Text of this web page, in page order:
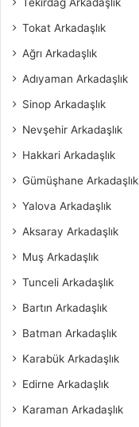
Tokat Arkadaşlık
Ağrı Arkadaşlık
Adıyaman Arkadaşlık
Sinop Arkadaşlık
Nevşehir Arkadaşlık
Hakkari Arkadaşlık
Gümüşhane Arkadaşlık
Yalova Arkadaşlık
Aksaray Arkadaşlık
Muş Arkadaşlık
Tunceli Arkadaşlık
Bartın Arkadaşlık
Batman Arkadaşlık
Karabük Arkadaşlık
Edirne Arkadaşlık
Karaman Arkadaşlık